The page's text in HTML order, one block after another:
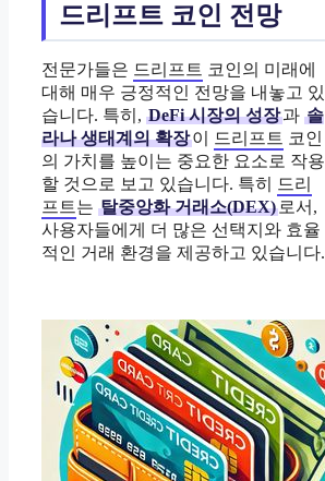
드리프트 코인 전망
전문가들은 드리프트 코인의 미래에
대해 매우 긍정적인 전망을 내놓고 있
습니다. 특히, DeFi 시장의 성장과 솔
라나 생태계의 확장이 드리프트 코인
의 가치를 높이는 중요한 요소로 작용
할 것으로 보고 있습니다. 특히
드리
프트는 탈중앙화 거래소(DEX) 로서,
사용자들에게 더 많은 선택지와 효율
적인 거래 환경을 제공하고 있습니다.